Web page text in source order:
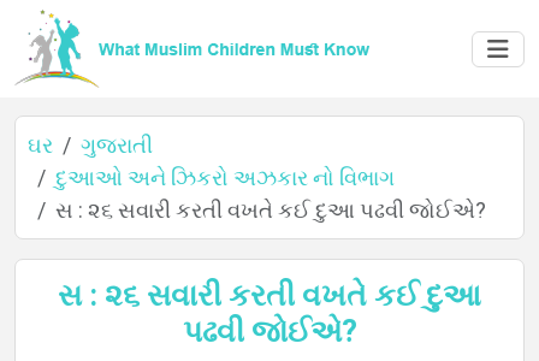
ઘર
ઘર
ગુજરાતી
દુઆઓ અને ઝિકરો અઝકાર નો વિભાગ
સ : ૨૬ સવારી કરતી વખતે કઈ દુઆ પઢવી જોઈએ?
સ : ૨૬ સવારી કરતી વખતે કઈ દુઆ
પઢવી જોઈએ?